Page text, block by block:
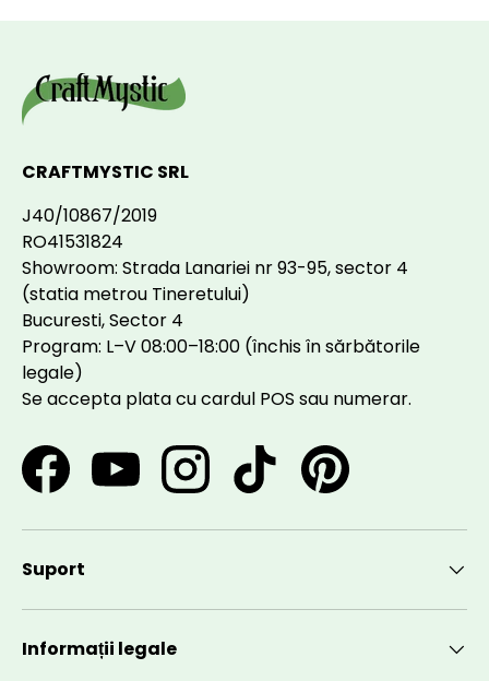
CRAFTMYSTIC SRL
J40/10867/2019
RO41531824
Showroom: Strada Lanariei nr 93-95, sector 4
(statia metrou Tineretului)
Bucuresti, Sector 4
Program: L–V 08:00–18:00 (închis în sărbătorile
legale)
Se accepta plata cu cardul POS sau numerar.
FacebookYouTubeInstagramTikTok Pinterest
Suport
Informații legale